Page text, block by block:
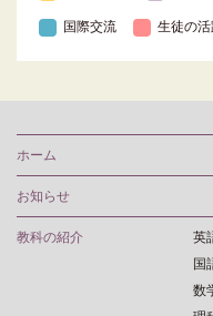
国際交流 生徒の
ホーム
お知らせ
教科の紹介
英
国
数